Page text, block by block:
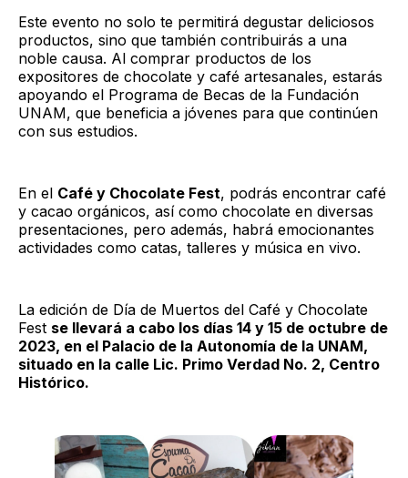
Este evento no solo te permitirá degustar deliciosos
productos, sino que también contribuirás a una
noble causa. Al comprar productos de los
expositores de chocolate y café artesanales, estarás
apoyando el Programa de Becas de la Fundación
UNAM, que beneficia a jóvenes para que continúen
con sus estudios.
En el Café y Chocolate Fest, podrás encontrar café
y cacao orgánicos, así como chocolate en diversas
presentaciones, pero además, habrá emocionantes
actividades como catas, talleres y música en vivo.
La edición de Día de Muertos del Café y Chocolate
Fest se llevará a cabo los días 14 y 15 de octubre de
2023, en el Palacio de la Autonomía de la UNAM,
situado en la calle Lic. Primo Verdad No. 2, Centro
Histórico.